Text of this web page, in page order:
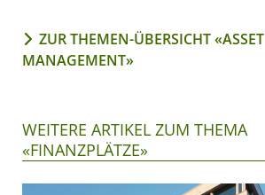
ZUR THEMEN-ÜBERSICHT «ASSET
MANAGEMENT»
WEITERE ARTIKEL ZUM THEMA
«FINANZPLÄTZE»